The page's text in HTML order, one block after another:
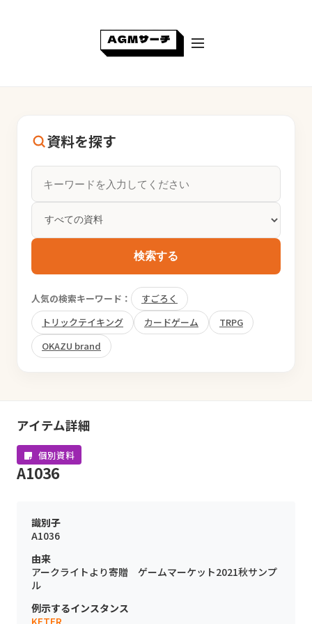
資料を探す
検索する
人気の検索キーワード：
すごろく
トリックテイキング
カードゲーム
TRPG
OKAZU brand
アイテム詳細
個別資料
A1036
識別子
A1036
由来
アークライトより寄贈 ゲームマーケット2021秋サンプ
ル
例示するインスタンス
KETER